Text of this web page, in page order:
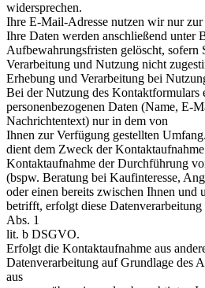
widersprechen.
Ihre E-Mail-Adresse nutzen wir nur
Ihre Daten werden anschließend unter
Aufbewahrungsfristen gelöscht, sofern
Verarbeitung und Nutzung nicht
Erhebung und Verarbeitung bei
Bei der Nutzung des Kontaktformulars
personenbezogenen Daten (Name, E-
Nachrichtentext) nur in dem von
Ihnen zur Verfügung gestellten
dient dem Zweck der
Kontaktaufnahme der Durchführung
(bspw. Beratung bei Kaufinteresse,
oder einen bereits zwischen Ihnen und
betrifft, erfolgt diese
Abs. 1
lit. b DSGVO.
Erfolgt die Kontaktaufnahme aus
Datenverarbeitung auf Grundlage des
aus